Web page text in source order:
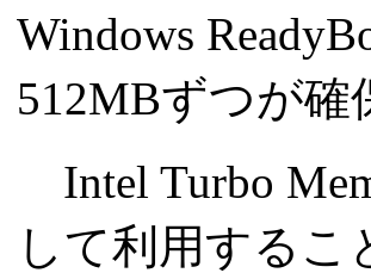
Windows
512MBずつが
Intel Turbo
して利用する